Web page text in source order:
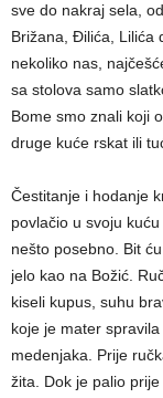
sve do nakraj sela,
Brižana, Đilića, Lilića
nekoliko nas,
sa stolova samo
Bome smo znali koji
druge kuće rskat ili
Čestitanje i hodanje
povlačio u svoju
nešto posebno. Bit
jelo kao na Božić.
kiseli kupus, suhu
koje je mater
medenjaka. Prije
žita. Dok je palio